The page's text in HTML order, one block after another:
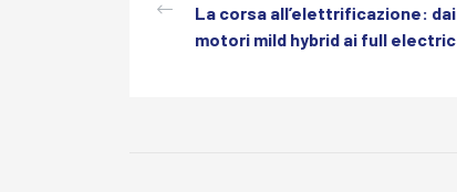
La corsa all’elettrificazione: dai
motori mild hybrid ai full electric